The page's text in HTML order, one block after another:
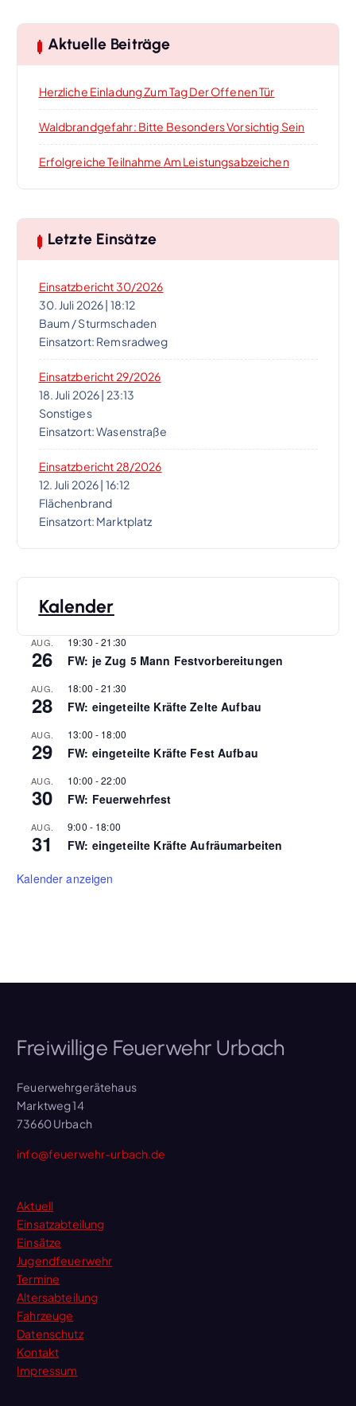
Aktuelle Beiträge
Herzliche Einladung Zum Tag Der Offenen Tür
Waldbrandgefahr: Bitte Besonders Vorsichtig Sein
Erfolgreiche Teilnahme Am Leistungsabzeichen
Letzte Einsätze
Einsatzbericht 30/2026
30. Juli 2026| 18:12
Baum / Sturmschaden
Einsatzort: Remsradweg
Einsatzbericht 29/2026
18. Juli 2026| 23:13
Sonstiges
Einsatzort: Wasenstraße
Einsatzbericht 28/2026
12. Juli 2026| 16:12
Flächenbrand
Einsatzort: Marktplatz
Kalender
AUG.
26
19:30 -21:30
FW: je Zug 5 Mann Festvorbereitungen
AUG.
28
18:00 -21:30
FW: eingeteilte Kräfte Zelte Aufbau
AUG.
29
13:00 - 18:00
FW: eingeteilte Kräfte Fest Aufbau
AUG.
30
10:00 -22:00
FW: Feuerwehrfest
AUG.
31
9:00 - 18:00
FW: eingeteilte Kräfte Aufräumarbeiten
Kalender anzeigen
Freiwillige Feuerwehr Urbach
Feuerwehrgerätehaus
Marktweg 14
73660 Urbach
info@feuerwehr-urbach.de
Aktuell
Einsatzabteilung
Einsätze
Jugendfeuerwehr
Termine
Altersabteilung
Fahrzeuge
Datenschutz
Kontakt
Impressum